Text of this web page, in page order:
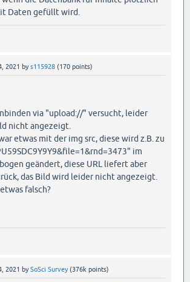
Daten gefüllt wird.
2021 bys115928 (170 points)
via "upload://" versucht, leider
nicht angezeigt.
etwas mit der img src, diese wird z.B. zu
im
geändert, diese URL liefert aber
das Bild wird leider nicht angezeigt.
falsch?
2021 bySoSci Survey (376k points)